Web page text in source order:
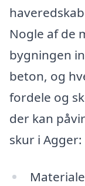
Nogle af de
bygningen
beton, og
fordele og
der kan
skur i Agger: